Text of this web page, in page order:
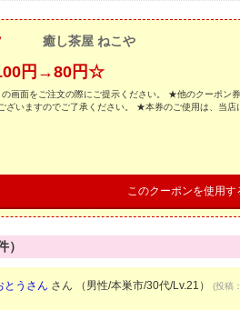
癒し茶屋 ねこや
円→80円☆
画面をご注文の際にご提示ください。 ★他のクーポン
ざいますのでご了承ください。 ★本券のご使用は、当
このクーポンを使用す
）
とうさん さん （男性/本巣市/30代/Lv.21） (投稿